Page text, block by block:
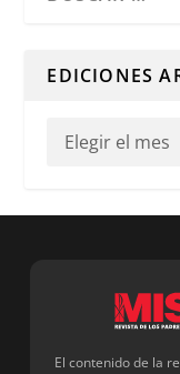
EDICIONES
El contenido de la